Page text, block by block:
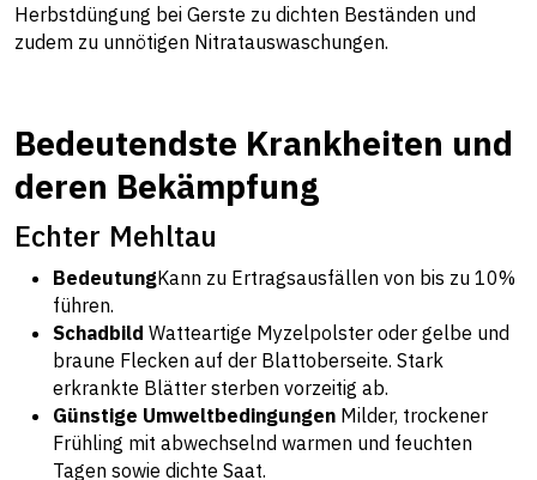
Herbstdüngung bei Gerste zu dichten Beständen und
zudem zu unnötigen Nitratauswaschungen.
Bedeutendste Krankheiten und
deren Bekämpfung
Echter Mehltau
BedeutungKann zu Ertragsausfällen von bis zu 10%
führen.
Schadbild Watteartige Myzelpolster oder gelbe und
braune Flecken auf der Blattoberseite. Stark
erkrankte Blätter sterben vorzeitig ab.
Günstige Umweltbedingungen Milder, trockener
Frühling mit abwechselnd warmen und feuchten
Tagen sowie dichte Saat.